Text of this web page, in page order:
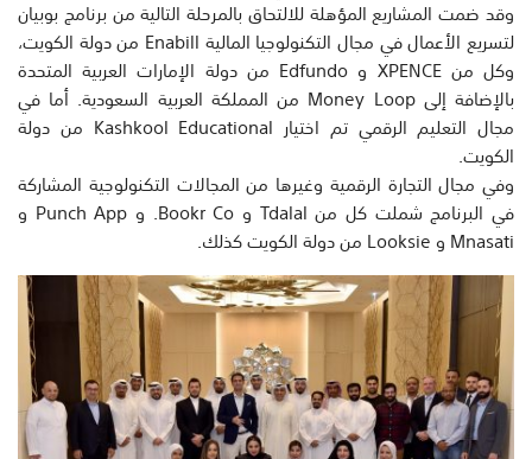
وقد ضمت المشاريع المؤهلة للالتحاق بالمرحلة التالية من برنامج بوبيان
لتسريع الأعمال في مجال التكنولوجيا المالية Enabill من دولة الكويت،
وكل من XPENCE و Edfundo من دولة الإمارات العربية المتحدة
بالإضافة إلى Money Loop من المملكة العربية السعودية. أما في
مجال التعليم الرقمي تم اختيار Kashkool Educational من دولة
الكويت.
وفي مجال التجارة الرقمية وغيرها من المجالات التكنولوجية المشاركة
في البرنامج شملت كل من Tdalal و Bookr Co. و Punch App و
Mnasati و Looksie من دولة الكويت كذلك.